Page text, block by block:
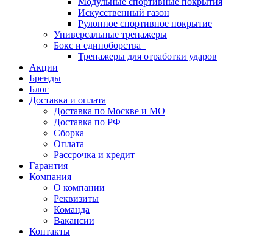
Искусственный газон
Рулонное спортивное покрытие
Универсальные тренажеры
Бокс и единоборства
Тренажеры для отработки ударов
Акции
Бренды
Блог
Доставка и оплата
Доставка по Москве и МО
Доставка по РФ
Сборка
Оплата
Рассрочка и кредит
Гарантия
Компания
О компании
Реквизиты
Команда
Вакансии
Контакты